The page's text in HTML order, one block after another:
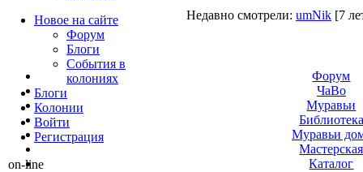
Недавно смотрели: umNik [7
Новое на сайте
Форум
Блоги
События в
колониях
Блоги
Колонии
Войти
Peгиcтpaция
on-line
Форум
ЧаВо
Муравьи
Библиотека
Муравьи
Мастерская
Каталог